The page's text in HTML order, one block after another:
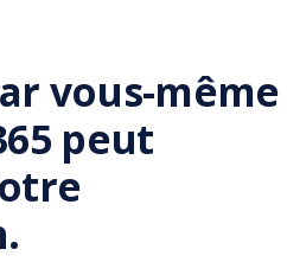
vous-même
peut